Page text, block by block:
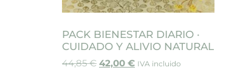
PACK BIENESTAR DIARIO ·
CUIDADO Y ALIVIO NATURAL
44,85€ 42,00 € IVA incluido